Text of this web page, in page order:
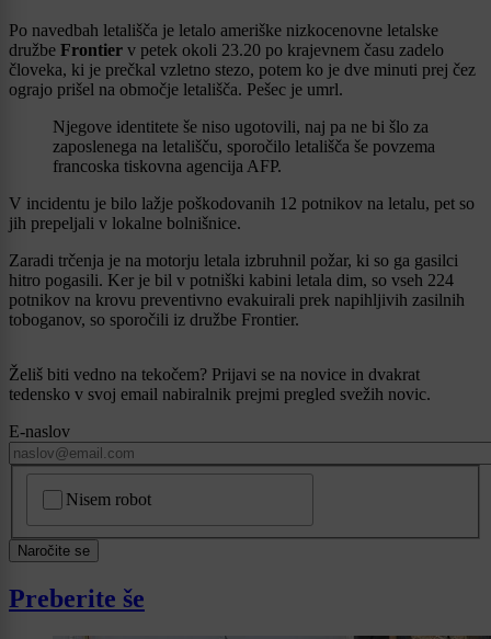
Po navedbah letališča je letalo ameriške nizkocenovne letalske
družbe Frontier v petek okoli 23.20 po krajevnem času zadelo
človeka, ki je prečkal vzletno stezo, potem ko je dve minuti prej čez
ograjo prišel na območje letališča. Pešec je umrl.
Njegove identitete še niso ugotovili, naj pa ne bi šlo za
zaposlenega na letališču, sporočilo letališča še povzema
francoska tiskovna agencija AFP.
V incidentu je bilo lažje poškodovanih 12 potnikov na letalu, pet so
jih prepeljali v lokalne bolnišnice.
Zaradi trčenja je na motorju letala izbruhnil požar, ki so ga gasilci
hitro pogasili. Ker je bil v potniški kabini letala dim, so vseh 224
potnikov na krovu preventivno evakuirali prek napihljivih zasilnih
toboganov, so sporočili iz družbe Frontier.
Želiš biti vedno na tekočem? Prijavi se na novice in dvakrat
tedensko v svoj email nabiralnik prejmi pregled svežih novic.
E-naslov
Nisem robot
Naročite se
Preberite še